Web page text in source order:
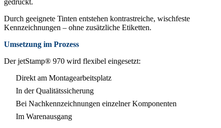
Durch geeignete Tinten entstehen kontrastreiche, wischfeste
Kennzeichnungen – ohne zusätzliche Etiketten.
Umsetzung im Prozess
Der jetStamp® 970 wird flexibel eingesetzt:
Direkt am Montagearbeitsplatz
In der Qualitätssicherung
Bei Nachkennzeichnungen einzelner Komponenten
Im Warenausgang